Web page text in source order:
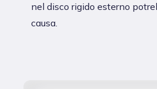
nel disco rigido esterno
causa.